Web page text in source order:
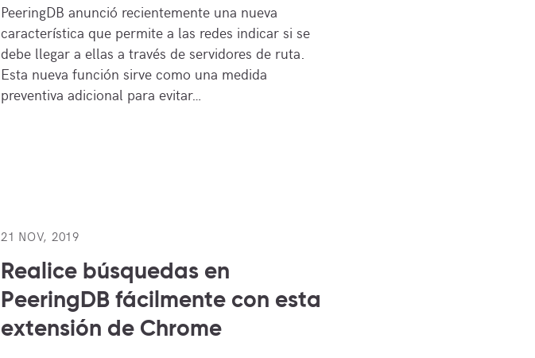
PeeringDB anunció recientemente una nueva
característica que permite a las redes indicar si se
debe llegar a ellas a través de servidores de ruta.
Esta nueva función sirve como una medida
preventiva adicional para evitar…
21 NOV, 2019
Realice búsquedas en
PeeringDB fácilmente con esta
extensión de Chrome